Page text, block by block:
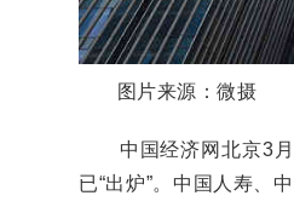
图片来源：微摄
中国经济网北京3月
已“出炉”。中国人寿、